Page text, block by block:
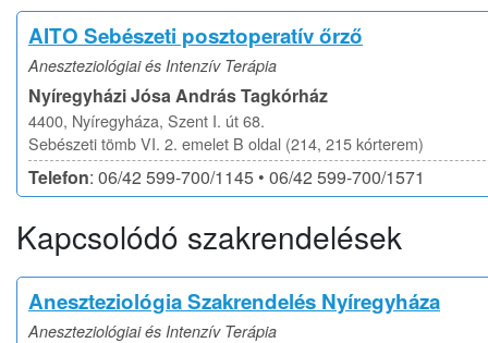
AITO Sebészeti posztoperatív őrző
Aneszteziológiai és Intenzív Terápia
Nyíregyházi Jósa András Tagkórház
4400, Nyíregyháza, Szent I. út 68.
Sebészeti tömb VI. 2. emelet B oldal (214, 215 kórterem)
Telefon: 06/42 599-700/1145 • 06/42 599-700/1571
Kapcsolódó szakrendelések
Aneszteziológia Szakrendelés Nyíregyháza
Aneszteziológiai és Intenzív Terápia